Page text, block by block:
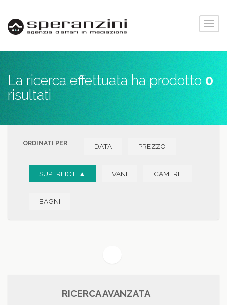
La ricerca effettuata ha prodotto 0
risultati
ORDINATI PER DATA PREZZO
SUPERFICIE ▲ VANI CAMERE
BAGNI
RICERCA AVANZATA